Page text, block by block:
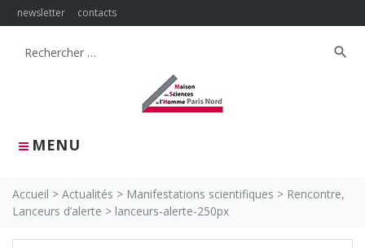
Skip
to
newsletter contacts
MENU
Search
search
Accueil > Actualités > Manifestations scientifiques > Rencontre,
Lanceurs d’alerte > lanceurs-alerte-250px